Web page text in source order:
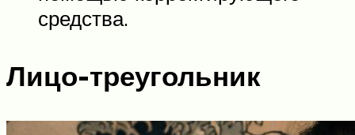
средства.
Лицо-треугольник